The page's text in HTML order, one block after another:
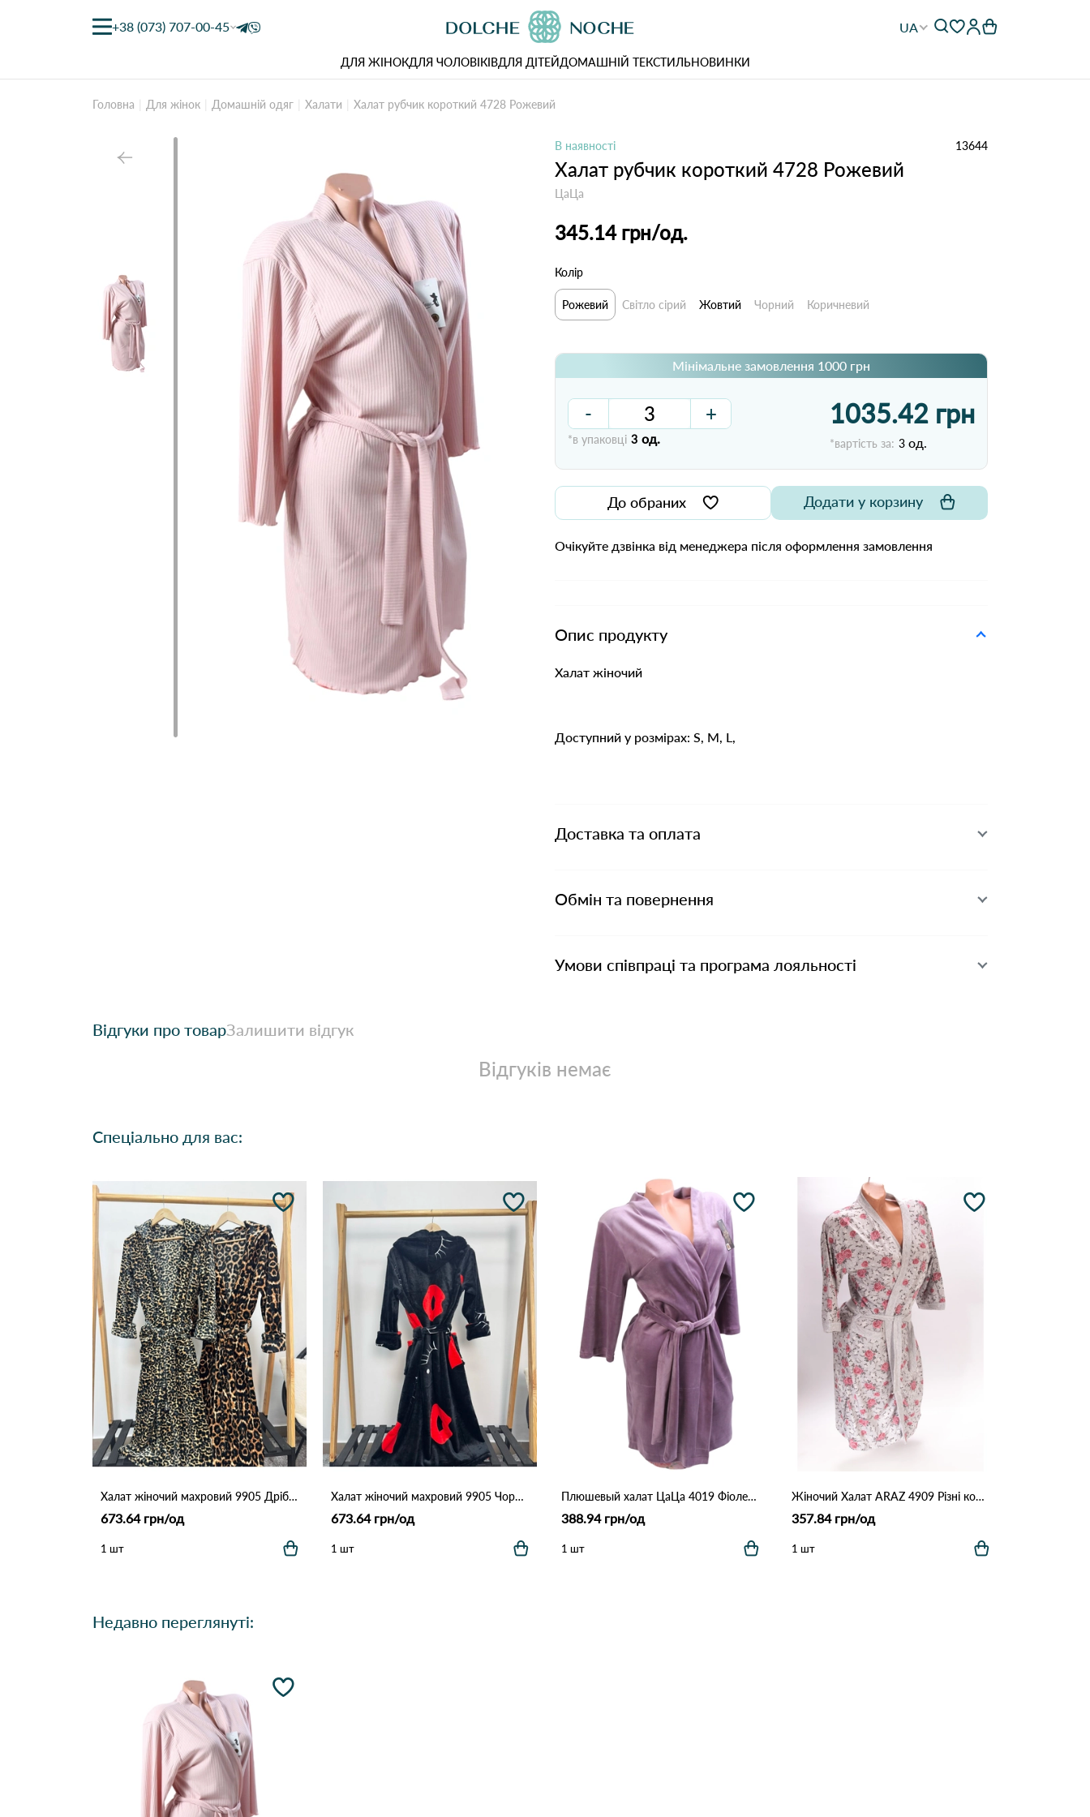
+38 (073) 707-00-45 UA
ДЛЯ ЖІНОКДЛЯ ЧОЛОВІКІВДЛЯ ДІТЕЙДОМАШНІЙ ТЕКСТИЛЬНОВИНКИ
Головна Для жінок Домашній одяг Халати Халат рубчик короткий 4728 Рожевий
В наявності 13644
Халат рубчик короткий 4728 Рожевий
ЦаЦа
345.14 грн/од.
Колір
Рожевий Світло сірий Жовтий Чорний Коричневий
Мінімальне замовлення 1000 грн
- +
*в упаковці 3 од.
1035.42 грн
*вартість за: 3 од.
До обраних Додати у корзину
Очікуйте дзвінка від менеджера після оформлення замовлення
Опис продукту
Халат жіночий
Доступний у розмірах: S, M, L,
Доставка та оплата
Обмін та повернення
Умови співпраці та програма лояльності
Відгуки про товарЗалишити відгук
Відгуків немає
Спеціально для вас:
Халат жіночий махровий 9905 Дрібний леопард
673.64 грн/од
1 шт
Халат жіночий махровий 9905 Чорно-червоний
673.64 грн/од
1 шт
Плюшевый халат ЦаЦа 4019 Фіолетовий
388.94 грн/од
1 шт
Жіночий Халат ARAZ 4909 Різні кольори
357.84 грн/од
1 шт
Недавно переглянуті: